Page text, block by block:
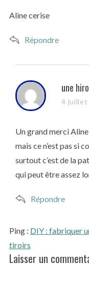
Aline cerise
Répondre
s
a
s
:
une
4 juillet
Un grand merci
mais ce n’est pas si
surtout c’est de la
qui peut être assez
Répondre
Ping : DIY : fabriquer
tiroirs
Laisser un